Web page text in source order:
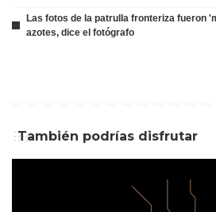
Las fotos de la patrulla fronteriza fueron
azotes, dice el fotógrafo
También podrías disfrutar